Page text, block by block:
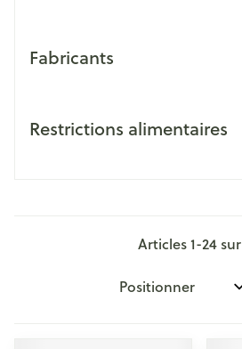
Fabricants
Restrictions alimentaires
Articles1-24sur
Trier par: